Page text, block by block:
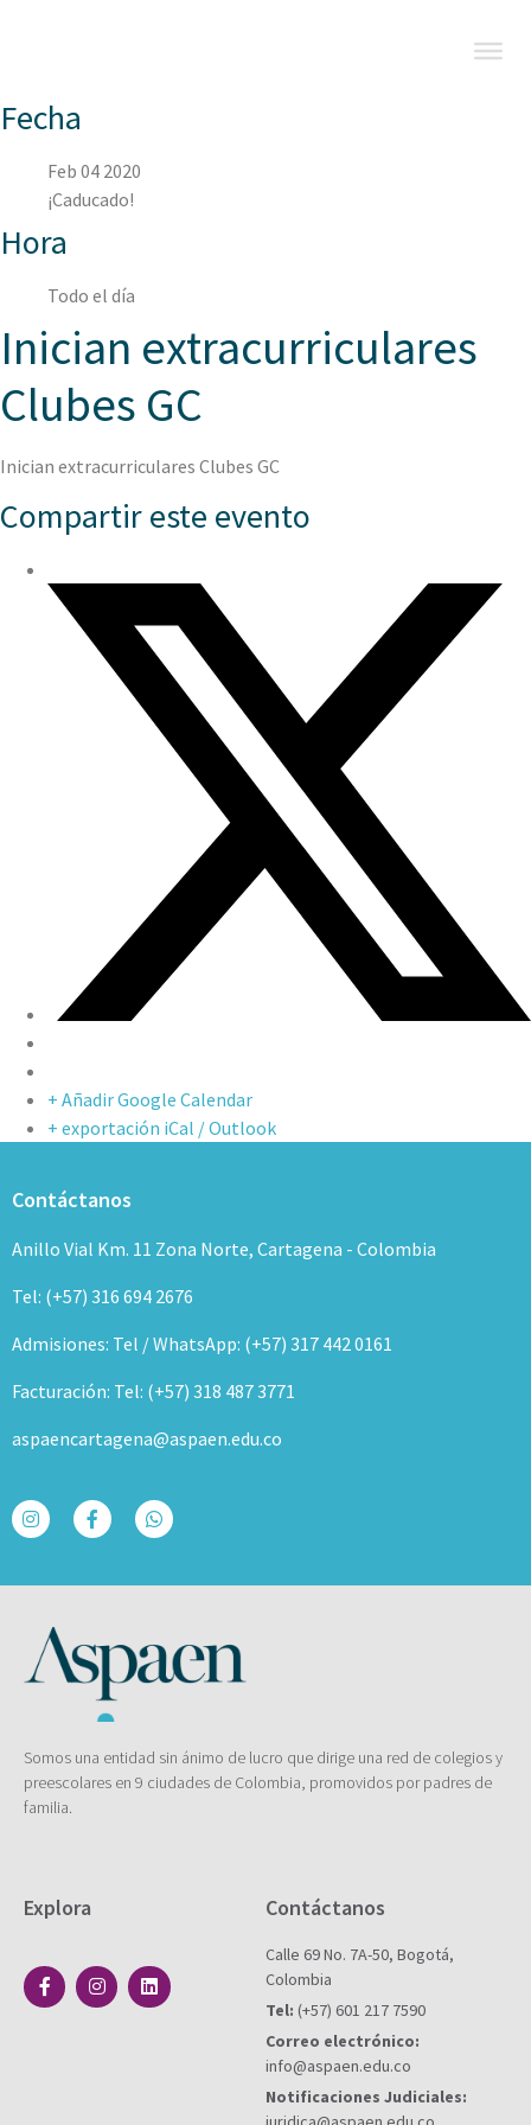
Fecha
Feb 04 2020
¡Caducado!
Hora
Todo el día
Inician extracurriculares
Clubes GC
Inician extracurriculares Clubes GC
Compartir este evento
+ Añadir Google Calendar
+ exportación iCal / Outlook
Contáctanos
Anillo Vial Km. 11 Zona Norte, Cartagena - Colombia
Tel: (+57) 316 694 2676
Admisiones: Tel / WhatsApp: (+57) 317 442 0161
Facturación: Tel: (+57) 318 487 3771
aspaencartagena@aspaen.edu.co
Somos una entidad sin ánimo de lucro que dirige una red de colegios y
preescolares en 9 ciudades de Colombia, promovidos por padres de
familia.
Explora Contáctanos
Calle 69 No. 7A-50, Bogotá,
Colombia
Tel: (+57) 601 217 7590
Correo electrónico:
info@aspaen.edu.co
Notificaciones Judiciales: